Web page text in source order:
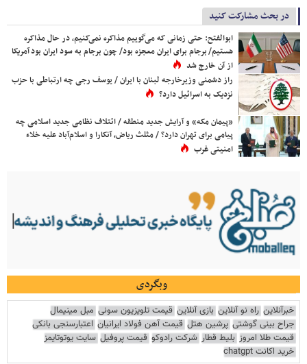
در بحث مشارکت کنید
ابوالفتح: حتی زمانی که می‌گوییم مذاکره نمی‌کنیم، در حال مذاکره
هستیم/ برجام برای ایران معجزه بود/ چون برجام به سود ایران بود آمریکا
از آن خارج شد
راز دشمنی وزیرخارجه لبنان با ایران / یوسف رجی چه ارتباطی با حزب
نزدیک به اسرائیل دارد؟
«پیمان مکه» و آرایش جدید منطقه / ائتلاف نظامی جدید اسلامی چه
پیامی برای تهران دارد؟ / مثلث ریاض، آنکارا و اسلام‌آباد علیه خلاء
امنیتی غرب
وبگردی
خبرآنلاین راه نو آنلاین بازی آنلاین قیمت تلویزیون سونی مبل مینیمال
جراح بینی گوشتی پرشین هتل قیمت آهن فولاد ایرانیان اعتبارسنجی بانکی
قیمت طلا امروز بلیط قطار شرکت رادوکو قیمت پروفیل سایت یوتوتایمز
خرید اکانت chatgpt